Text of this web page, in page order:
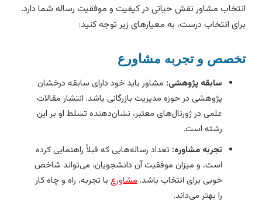
مشاور نقش حیاتی در کیفیت و موفقیت رساله شما دارد.
انتخاب درست، به معیارهای زیر توجه کنید:
و تجربه مشاورع
سابقه پژوهشی:مشاور باید خود دارای سابقه درخشان
پژوهشی در حوزه مدیریت بازرگانی باشد. انتشار مقالات
علمی در ژورنال‌های معتبر، نشان‌دهنده تسلط او بر این
رشته است.
تجربه مشاوره:تعداد رساله‌هایی که قبلاً راهنمایی کرده
است، و میزان موفقیت آن دانشجویان، می‌تواند شاخص
خوبی برای انتخاب باشد.مشاورعبا تجربه، راه و چاه کار
را بهتر می‌داند.